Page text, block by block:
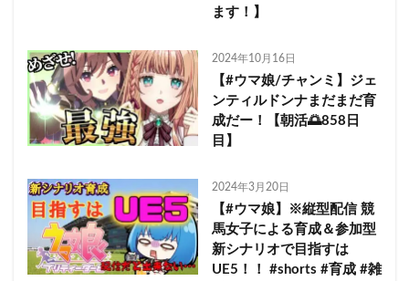
ます！】
2024年10月16日
【#ウマ娘/チャンミ】ジェ
ンティルドンナまだまだ育
成だー！【朝活🌅858日
目】
2024年3月20日
【#ウマ娘】※縦型配信 競
馬女子による育成＆参加型
新シナリオで目指すは
UE5！！ #shorts #育成 #雑